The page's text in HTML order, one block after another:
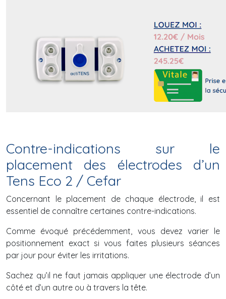
Contre-indications sur le
placement des électrodes d’un
Tens Eco 2 / Cefar
Concernant le placement de chaque électrode, il est
essentiel de connaître certaines contre-indications.
Comme évoqué précédemment, vous devez varier le
positionnement exact si vous faites plusieurs séances
par jour pour éviter les irritations.
Sachez qu’il ne faut jamais appliquer une électrode d’un
côté et d’un autre ou à travers la tête.